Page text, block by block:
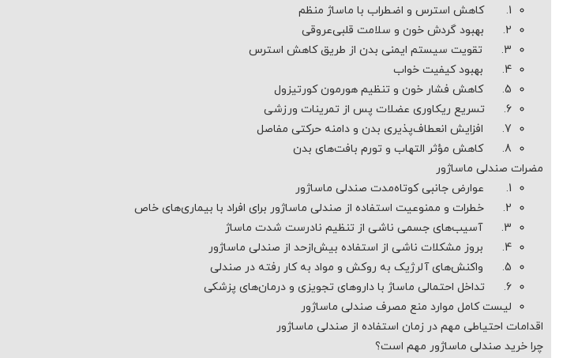
1. کاهش استرس و اضطراب با ماساژ منظم
2. بهبود گردش خون و سلامت قلبی‌عروقی
3. تقویت سیستم ایمنی بدن از طریق کاهش استرس
4. بهبود کیفیت خواب
5. کاهش فشار خون و تنظیم هورمون کورتیزول
6. تسریع ریکاوری عضلات پس از تمرینات ورزشی
7. افزایش انعطاف‌پذیری بدن و دامنه حرکتی مفاصل
8. کاهش مؤثر التهاب و تورم بافت‌های بدن
مضرات صندلی ماساژور
1. عوارض جانبی کوتاه‌مدت صندلی ماساژور
2. خطرات و ممنوعیت استفاده از صندلی ماساژور برای افراد با بیماری‌های خاص
3. آسیب‌های جسمی ناشی از تنظیم نادرست شدت ماساژ
4. بروز مشکلات ناشی از استفاده بیش‌ازحد از صندلی ماساژور
5. واکنش‌های آلرژیک به روکش و مواد به کار رفته در صندلی
6. تداخل احتمالی ماساژ با داروهای تجویزی و درمان‌های پزشکی
لیست کامل موارد منع مصرف صندلی ماساژور
اقدامات احتیاطی مهم در زمان استفاده از صندلی ماساژور
چرا خرید صندلی ماساژور مهم است؟